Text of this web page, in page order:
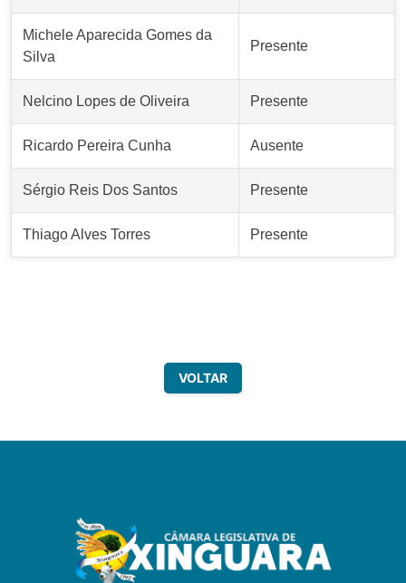
Michele Aparecida Gomes da
Silva
Presente
Nelcino Lopes de Oliveira Presente
Ricardo Pereira Cunha Ausente
Sérgio Reis Dos Santos Presente
Thiago Alves Torres Presente
VOLTAR